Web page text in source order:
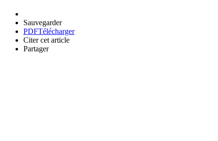
Sauvegarder
PDFTélécharger
Citer cet article
Partager